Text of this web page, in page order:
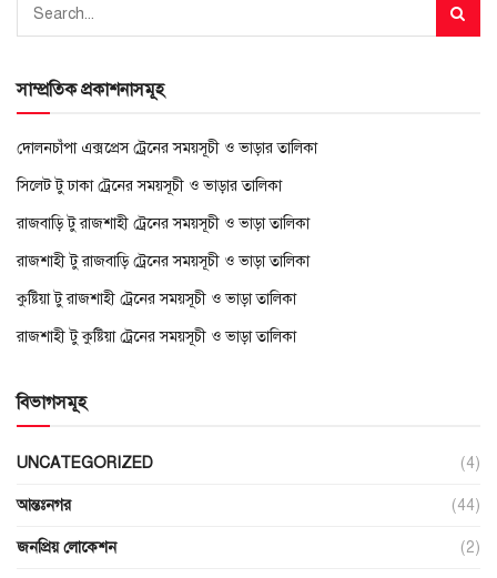
সাম্প্রতিক প্রকাশনাসমূহ
দোলনচাঁপা এক্সপ্রেস ট্রেনের সময়সূচী ও ভাড়ার তালিকা
সিলেট টু ঢাকা ট্রেনের সময়সূচী ও ভাড়ার তালিকা
রাজবাড়ি টু রাজশাহী ট্রেনের সময়সূচী ও ভাড়া তালিকা
রাজশাহী টু রাজবাড়ি ট্রেনের সময়সূচী ও ভাড়া তালিকা
কুষ্টিয়া টু রাজশাহী ট্রেনের সময়সূচী ও ভাড়া তালিকা
রাজশাহী টু কুষ্টিয়া ট্রেনের সময়সূচী ও ভাড়া তালিকা
বিভাগসমূহ
UNCATEGORIZED (4)
আন্তঃনগর (44)
জনপ্রিয় লোকেশন (2)